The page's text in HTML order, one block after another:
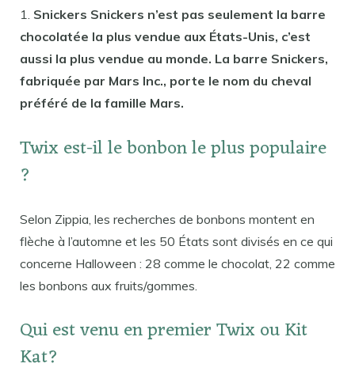
1. Snickers Snickers n’est pas seulement la barre
chocolatée la plus vendue aux États-Unis, c’est
aussi la plus vendue au monde. La barre Snickers,
fabriquée par Mars Inc., porte le nom du cheval
préféré de la famille Mars.
Twix est-il le bonbon le plus populaire
?
Selon Zippia, les recherches de bonbons montent en
flèche à l’automne et les 50 États sont divisés en ce qui
concerne Halloween : 28 comme le chocolat, 22 comme
les bonbons aux fruits/gommes.
Qui est venu en premier Twix ou Kit
Kat?